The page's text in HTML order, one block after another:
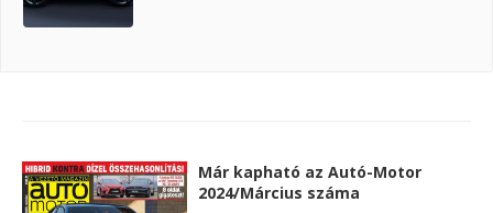
Már kapható az Autó-Motor
2024/Március száma